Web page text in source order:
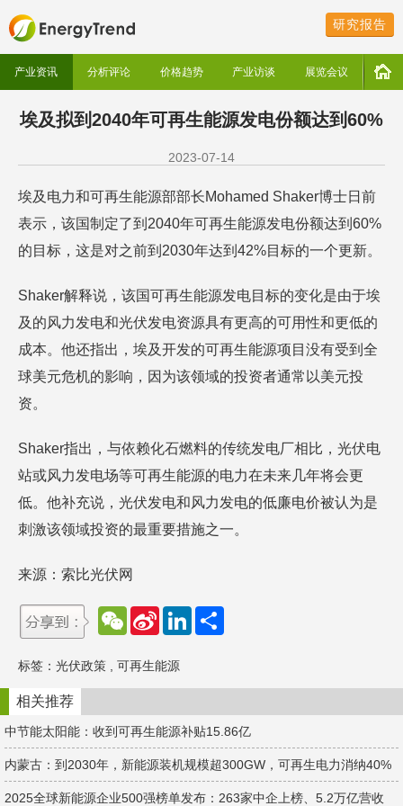
研究报告
产业资讯 分析评论 价格趋势 产业访谈 展览会议
埃及拟到2040年可再生能源发电份额达到60%
2023-07-14
埃及电力和可再生能源部部长Mohamed Shaker博士日前
表示，该国制定了到2040年可再生能源发电份额达到60%
的目标，这是对之前到2030年达到42%目标的一个更新。
Shaker解释说，该国可再生能源发电目标的变化是由于埃
及的风力发电和光伏发电资源具有更高的可用性和更低的
成本。他还指出，埃及开发的可再生能源项目没有受到全
球美元危机的影响，因为该领域的投资者通常以美元投
资。
Shaker指出，与依赖化石燃料的传统发电厂相比，光伏电
站或风力发电场等可再生能源的电力在未来几年将会更
低。他补充说，光伏发电和风力发电的低廉电价被认为是
刺激该领域投资的最重要措施之一。
来源：索比光伏网
W
e
a
t
S
a
W
e
b
o
L
d
n
标签： 光伏政策 可再生能源
相关推荐
中节能太阳能：收到可再生能源补贴15.86亿
内蒙古：到2030年，新能源装机规模超300GW，可再生电力消纳40%
2025全球新能源企业500强榜单发布：263家中企上榜、5.2万亿营收